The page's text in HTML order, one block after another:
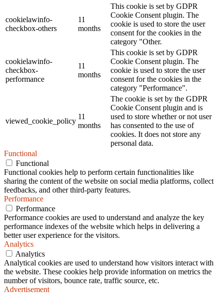
cookielawinfo-
checkbox-others
11
months
This cookie is set by GDPR
Cookie Consent plugin. The
cookie is used to store the user
consent for the cookies in the
category "Other.
cookielawinfo-
checkbox-
performance
11
months
This cookie is set by GDPR
Cookie Consent plugin. The
cookie is used to store the user
consent for the cookies in the
category "Performance".
viewed_cookie_policy
11
months
The cookie is set by the GDPR
Cookie Consent plugin and is
used to store whether or not user
has consented to the use of
cookies. It does not store any
personal data.
Functional
Functional
Functional cookies help to perform certain functionalities like
sharing the content of the website on social media platforms, collect
feedbacks, and other third-party features.
Performance
Performance
Performance cookies are used to understand and analyze the key
performance indexes of the website which helps in delivering a
better user experience for the visitors.
Analytics
Analytics
Analytical cookies are used to understand how visitors interact with
the website. These cookies help provide information on metrics the
number of visitors, bounce rate, traffic source, etc.
Advertisement